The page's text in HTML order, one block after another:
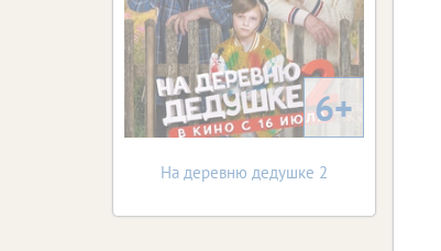
6+
На деревню дедушке 2